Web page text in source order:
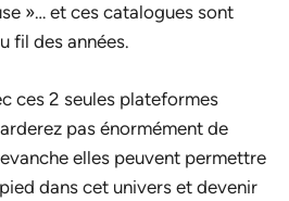
»… et ces catalogues sont
fil des années.
ces 2 seules plateformes
pas énormément de
elles peuvent permettre
dans cet univers et devenir